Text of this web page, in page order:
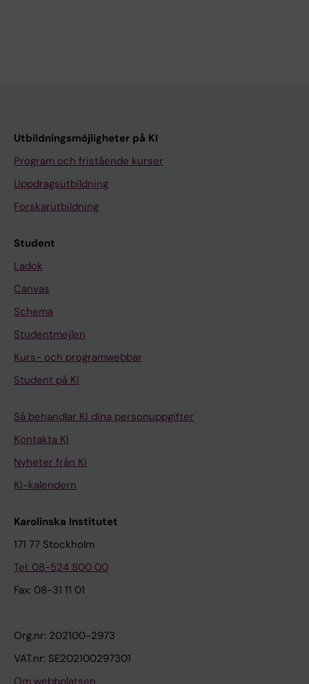
Utbildningsmöjligheter på KI
Program och fristående kurser
Uppdragsutbildning
Forskarutbildning
Student
Ladok
Canvas
Schema
Studentmejlen
Kurs- och programwebbar
Student på KI
Så behandlar KI dina personuppgifter
Kontakta KI
Nyheter från KI
KI-kalendern
Karolinska Institutet
171 77 Stockholm
Tel: 08-524 800 00
Fax: 08-31 11 01
Org.nr: 202100-2973
VAT.nr: SE202100297301